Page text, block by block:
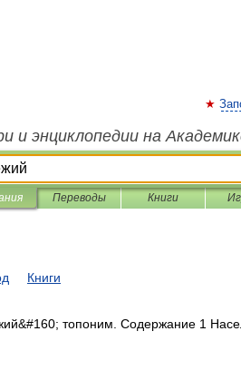
и энциклопедии на
Переводы Книги
Книги
топоним. Содержание 1